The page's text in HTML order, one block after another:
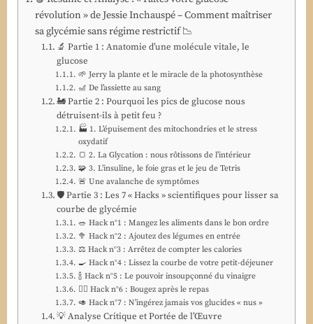
révolution » de Jessie Inchauspé – Comment maîtriser
sa glycémie sans régime restrictif 📉
🔬 Partie 1 : Anatomie d’une molécule vitale, le
glucose
🌱 Jerry la plante et le miracle de la photosynthèse
🎢 De l’assiette au sang
🚂 Partie 2 : Pourquoi les pics de glucose nous
détruisent-ils à petit feu ?
🏭 1. L’épuisement des mitochondries et le stress
oxydatif
🍞 2. La Glycation : nous rôtissons de l’intérieur
🧩 3. L’insuline, le foie gras et le jeu de Tetris
🚨 Une avalanche de symptômes
🛡️ Partie 3 : Les 7 « Hacks » scientifiques pour lisser sa
courbe de glycémie
🥗 Hack n°1 : Mangez les aliments dans le bon ordre
🥦 Hack n°2 : Ajoutez des légumes en entrée
⚖️ Hack n°3 : Arrêtez de compter les calories
🍳 Hack n°4 : Lissez la courbe de votre petit-déjeuner
🍾 Hack n°5 : Le pouvoir insoupçonné du vinaigre
🚶‍♀️ Hack n°6 : Bougez après le repas
🥑 Hack n°7 : N’ingérez jamais vos glucides « nus »
💡 Analyse Critique et Portée de l’Œuvre